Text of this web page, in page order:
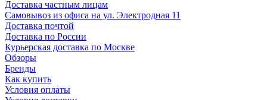
Доставка частным лицам
Самовывоз из офиса на ул. Электродная 11
Доставка почтой
Доставка по России
Курьерская доставка по Москве
Обзоры
Бренды
Как купить
Условия оплаты